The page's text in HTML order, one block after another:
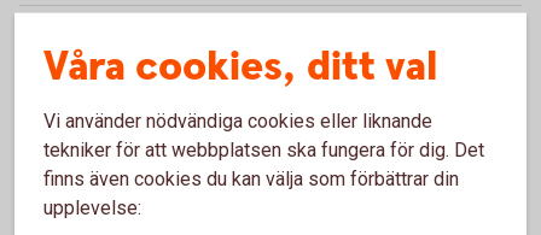
Förutsätter att den minderårige själv kan hantera sitt
BankID utan hjälp av en vuxen.
Tillbaka
Förutsätter att den minderårige själv kan hantera sitt
BankID utan hjälp av en vuxen. Tillbaka
Du behöver vara folkbokförd med officiell adress
Våra cookies, ditt val
Vi använder nödvändiga cookies eller liknande
tekniker för att webbplatsen ska fungera för dig. Det
finns även cookies du kan välja som förbättrar din
upplevelse: